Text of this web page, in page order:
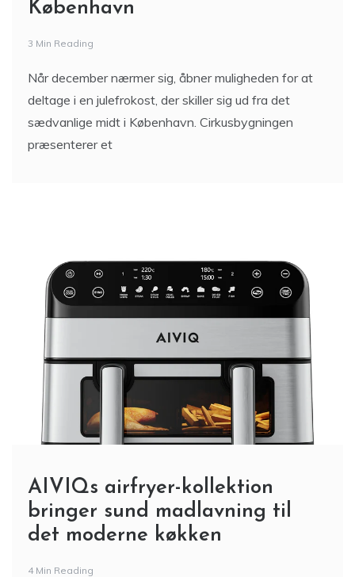
København
3 Min Reading
Når december nærmer sig, åbner muligheden for at
deltage i en julefrokost, der skiller sig ud fra det
sædvanlige midt i København. Cirkusbygningen
præsenterer et
AIVIQs airfryer-kollektion
bringer sund madlavning til
det moderne køkken
4 Min Reading